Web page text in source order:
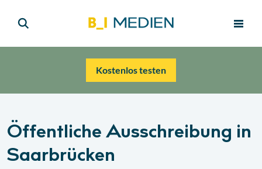
Kostenlos testen
Öffentliche Ausschreibung in
Saarbrücken